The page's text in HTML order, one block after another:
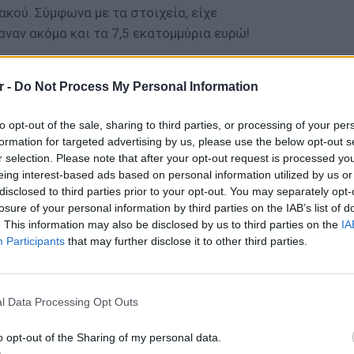
- Do Not Process My Personal Information
opt-out of the sale, sharing to third parties, or processing of your
for targeted advertising by us, please use the below opt-out
selection. Please note that after your opt-out request is processed
interest-based ads based on personal information utilized by us
to third parties prior to your opt-out. You may separately
of your personal information by third parties on the IAB’s list of
This information may also be disclosed by us to third parties on the
Participants that may further disclose it to other third parties.
Data Processing Opt Outs
opt-out of the Sharing of my personal data.
6
Σύμφωνα με τα στοιχεία, είχε
ακόμα και τα 7,5 εκατομμύρια ευρώ!
κόσκινο όλες τις υποθέσεις που
αναφέρει ότι «δε θα σταματήσουμε
μέχρι τέλους. Σίγουρα πρέπει να
της αδερφής μου. Εκεί πιστεύω ότι είναι
εισαγγελέας ενώ αναμένεται σε λίγες
βαθμό του δολοφόνου της Δώρας.